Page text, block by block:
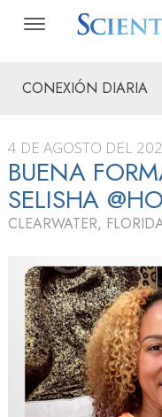
CONEXIÓN DIARIA
4 DE AGOSTO DEL
BUENA
SELISHA
CLEARWATER,